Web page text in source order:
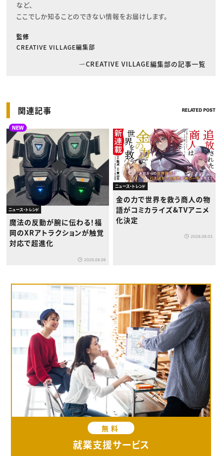
など、
ここでしか知ることのできない情報をお届けします。
監修
CREATIVE VILLAGE編集部
CREATIVE VILLAGE編集部の記事一覧
関連記事 RELATED POST
NEW
ニュース・トレンド
魔法の反動が腕に伝わる！福
岡のXRアトラクションが触覚
対応で超進化
2026.08.06
ニュース・トレンド
金の力で世界を救う商人の物
語がコミカライズ&TVアニメ
化決定
2026.08.03
無料
就業支援サービス